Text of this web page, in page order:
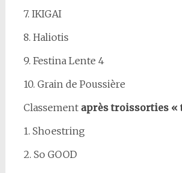
7. IKIGAI
8. Haliotis
9. Festina Lente 4
10. Grain de Poussière
Classement aprèstroissorties «
1. Shoestring
2. So GOOD